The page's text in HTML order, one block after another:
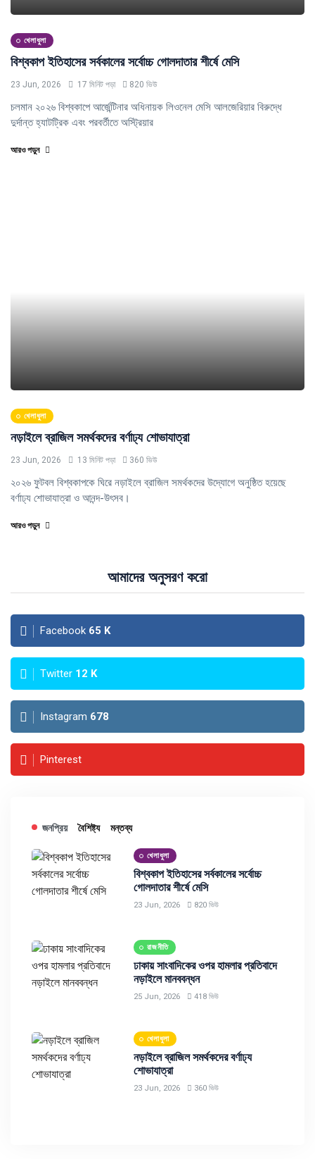
খেলাধুলা
বিশ্বকাপ ইতিহাসের সর্বকালের সর্বোচ্চ গোলদাতার শীর্ষে মেসি
23 Jun, 2026 17 মিনিট পড়া 820 ভিউ
চলমান ২০২৬ বিশ্বকাপে আর্জেন্টিনার অধিনায়ক লিওনেল মেসি আলজেরিয়ার বিরুদ্ধে
দুর্দান্ত হ্যাটট্রিক এবং পরবর্তীতে অস্ট্রিয়ার
আরও পড়ুন
খেলাধুলা
নড়াইলে ব্রাজিল সমর্থকদের বর্ণাঢ্য শোভাযাত্রা
23 Jun, 2026 13 মিনিট পড়া 360 ভিউ
২০২৬ ফুটবল বিশ্বকাপকে ঘিরে নড়াইলে ব্রাজিল সমর্থকদের উদ্যোগে অনুষ্ঠিত হয়েছে
বর্ণাঢ্য শোভাযাত্রা ও আনন্দ-উৎসব।
আরও পড়ুন
আমাদের অনুসরণ করো
Facebook 65 K
Twitter 12 K
Instagram 678
Pinterest
জনপ্রিয় বৈশিষ্ট্য মন্তব্য
খেলাধুলা
বিশ্বকাপ ইতিহাসের সর্বকালের সর্বোচ্চ
গোলদাতার শীর্ষে মেসি
23 Jun, 2026 820 ভিউ
রাজনীতি
ঢাকায় সাংবাদিকের ওপর হামলার প্রতিবাদে
নড়াইলে মানববন্ধন
25 Jun, 2026 418 ভিউ
খেলাধুলা
নড়াইলে ব্রাজিল সমর্থকদের বর্ণাঢ্য
শোভাযাত্রা
23 Jun, 2026 360 ভিউ